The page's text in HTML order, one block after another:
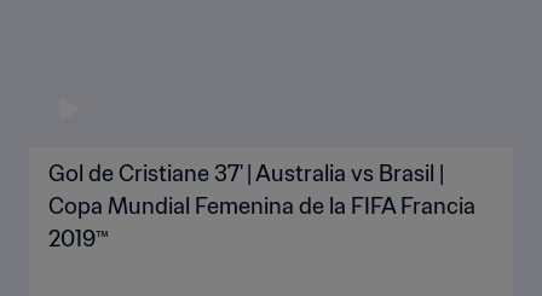
Gol de Cristiane 37' | Australia vs Brasil |
Copa Mundial Femenina de la FIFA Francia
2019™